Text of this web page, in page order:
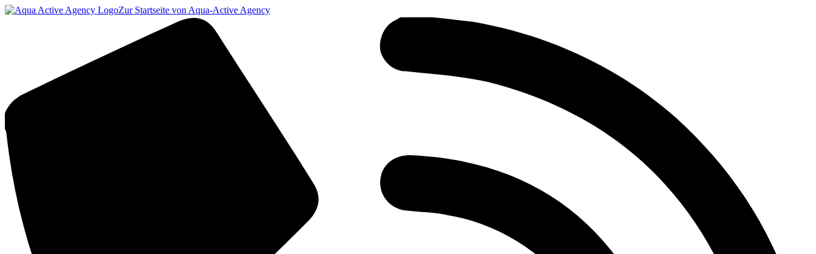
Zur Startseite von Aqua-Active Agency